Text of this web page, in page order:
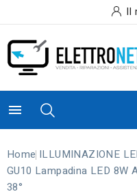
Il

Home ILLUMINAZIONE
GU10 Lampadina LED 8W
38°